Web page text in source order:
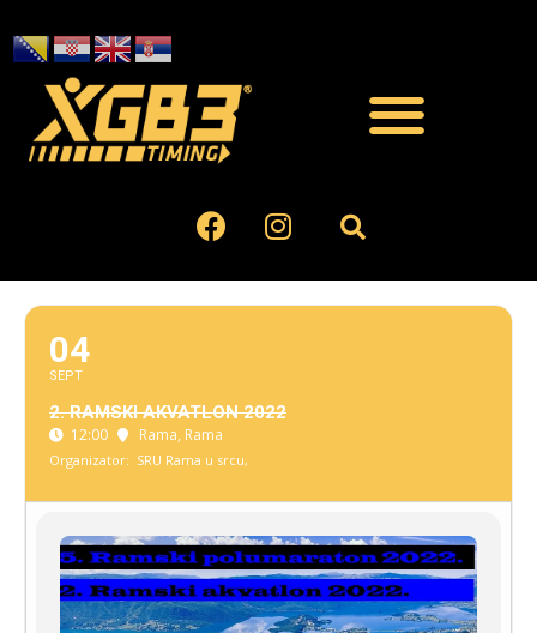
04
SEPT
2. RAMSKI AKVATLON 2022
12:00 Rama, Rama
Organizator: SRU Rama u srcu,